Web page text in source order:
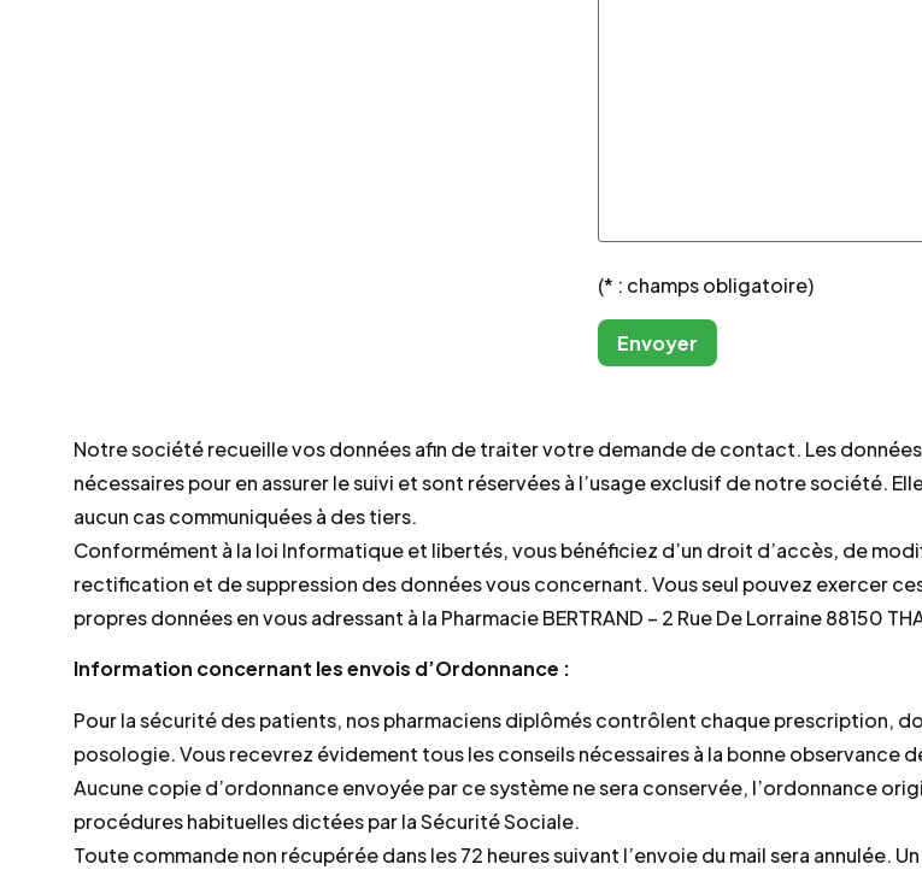
(* : champs obligatoire)
Notre société recueille vos données afin de traiter votre demande de contact. Les
nécessaires pour en assurer le suivi et sont réservées à l’usage exclusif de notre société.
aucun cas communiquées à des tiers.
Conformément à la loi Informatique et libertés, vous bénéficiez d’un droit d’accès, de
rectification et de suppression des données vous concernant. Vous seul pouvez exercer
propres données en vous adressant à la Pharmacie BERTRAND – 2 Rue De Lorraine 88150
Information concernant les envois d’Ordonnance :
Pour la sécurité des patients, nos pharmaciens diplômés contrôlent chaque prescription,
posologie. Vous recevrez évidement tous les conseils nécessaires à la bonne observance
Aucune copie d’ordonnance envoyée par ce système ne sera conservée, l’ordonnance
procédures habituelles dictées par la Sécurité Sociale.
Toute commande non récupérée dans les 72 heures suivant l’envoie du mail sera annulée.